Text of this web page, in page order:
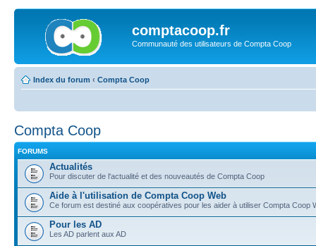
comptacoop.fr
Communauté des utilisateurs de Compta Coop
Index du forum ‹ Compta Coop
Compta Coop
FORUMS
Actualités
Pour discuter de l'actualité et des nouveautés de Compta Coop
Aide à l'utilisation de Compta Coop Web
Ce forum est destiné aux coopératives pour les aider à utiliser Compta Coop
Pour les AD
Les AD parlent aux AD